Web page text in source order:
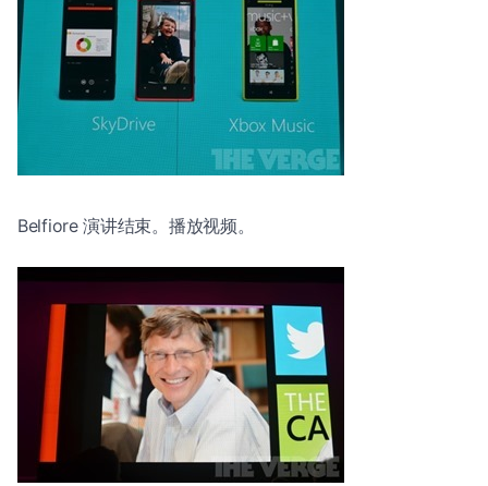
Belfiore 演讲结束。播放视频。